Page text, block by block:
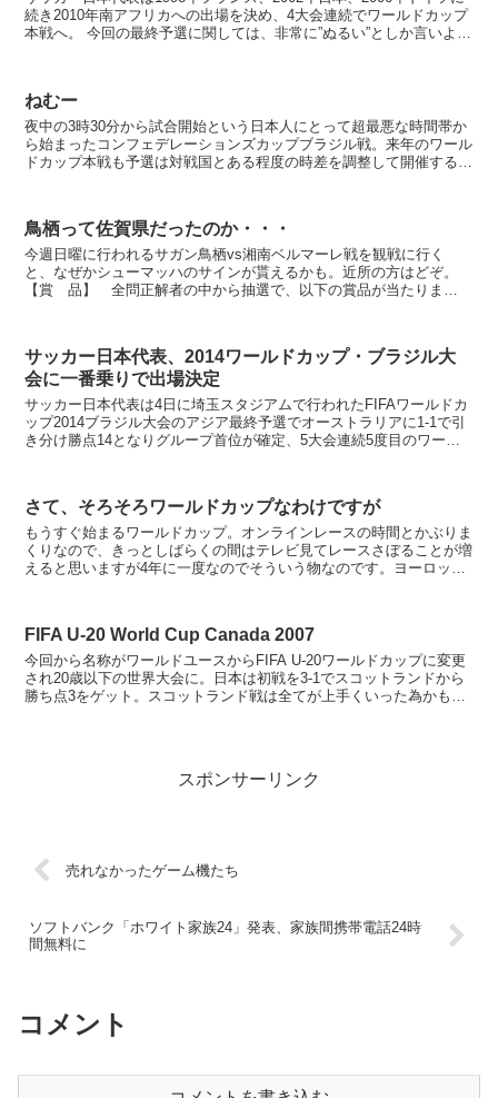
続き2010年南アフリカへの出場を決め、4大会連続でワールドカップ
本戦へ。 今回の最終予選に関しては、非常に”ぬるい”としか言いよう
ねむー
夜中の3時30分から試合開始という日本人にとって超最悪な時間帯か
ら始まったコンフェデレーションズカップブラジル戦。来年のワール
ドカップ本戦も予選は対戦国とある程度の時差を調整して開催するは
鳥栖って佐賀県だったのか・・・
今週日曜に行われるサガン鳥栖vs湘南ベルマーレ戦を観戦に行く
と、なぜかシューマッハのサインが貰えるかも。近所の方はどぞ。
【賞 品】 全問正解者の中から抽選で、以下の賞品が当たりま
サッカー日本代表、2014ワールドカップ・ブラジル大
会に一番乗りで出場決定
サッカー日本代表は4日に埼玉スタジアムで行われたFIFAワールドカ
ップ2014ブラジル大会のアジア最終予選でオーストラリアに1-1で引
き分け勝点14となりグループ首位が確定、5大会連続5度目のワール
さて、そろそろワールドカップなわけですが
もうすぐ始まるワールドカップ。オンラインレースの時間とかぶりま
くりなので、きっとしばらくの間はテレビ見てレースさぼることが増
えると思いますが4年に一度なのでそういう物なのです。ヨーロッパ
FIFA U-20 World Cup Canada 2007
今回から名称がワールドユースからFIFA U-20ワールドカップに変更
され20歳以下の世界大会に。日本は初戦を3-1でスコットランドから
勝ち点3をゲット。スコットランド戦は全てが上手くいった為かもし
スポンサーリンク
売れなかったゲーム機たち
ソフトバンク「ホワイト家族24」発表、家族間携帯電話24時
間無料に
コメント